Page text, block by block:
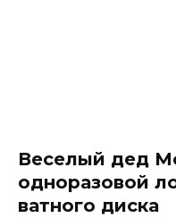
Веселый дед
одноразовой
ватного диска